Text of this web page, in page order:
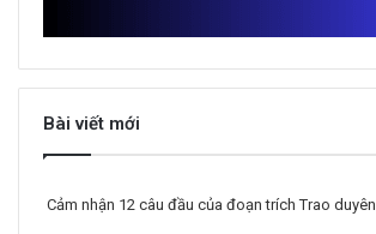
Bài viết mới
Cảm nhận 12 câu đầu của đoạn trích Trao duyên